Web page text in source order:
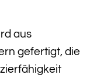
aus
gefertigt, die